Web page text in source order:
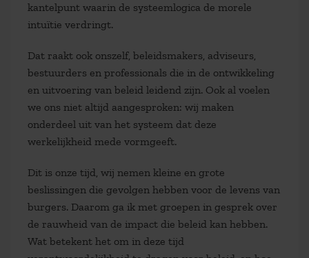
kantelpunt waarin de systeemlogica de morele
intuïtie verdringt.
Dat raakt ook onszelf, beleidsmakers, adviseurs,
bestuurders en professionals die in de ontwikkeling
en uitvoering van beleid leidend zijn. Ook al voelen
we ons niet altijd aangesproken: wij maken
onderdeel uit van het systeem dat deze
werkelijkheid mede vormgeeft.
Dit is onze tijd, wij nemen kleine en grote
beslissingen die gevolgen hebben voor de levens van
burgers. Daarom ga ik met groepen in gesprek over
de rauwheid van de impact die beleid kan hebben.
Wat betekent het om in deze tijd